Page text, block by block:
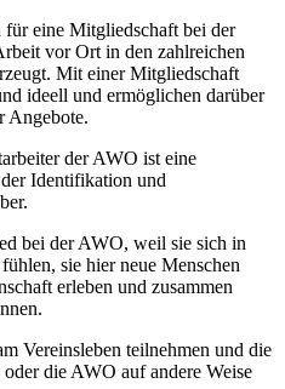
für eine Mitgliedschaft bei der
vor Ort in den zahlreichen
Mit einer Mitgliedschaft
ideell und ermöglichen darüber
Angebote.
der AWO ist eine
Identifikation und
bei der AWO, weil sie sich in
sie hier neue Menschen
erleben und zusammen
Vereinsleben teilnehmen und die
die AWO auf andere Weise